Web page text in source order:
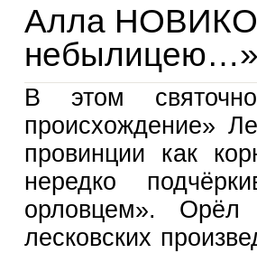
Алла
В этом
происхождение»
провинции как
нередко
орловцем». Орёл
лесковских